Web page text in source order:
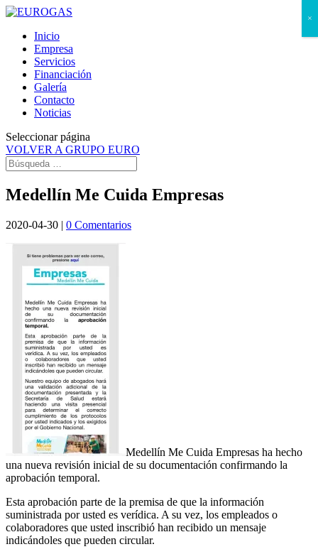
Inicio
Empresa
Servicios
Financiación
Galería
Contacto
Noticias
Seleccionar página
VOLVER A GRUPO EURO
Medellín Me Cuida Empresas
2020-04-30 | 0 Comentarios
Medellín Me Cuida Empresas ha hecho
una nueva revisión inicial de su documentación confirmando la
aprobación temporal.
Esta aprobación parte de la premisa de que la información
suministrada por usted es verídica. A su vez, los empleados o
colaboradores que usted inscribió han recibido un mensaje
indicándoles que pueden circular.
×